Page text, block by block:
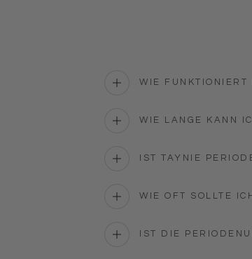
WIE FUNKTIONIERT
WIE LANGE KANN
IST TAYNIE
WIE OFT SOLLTE
IST DIE